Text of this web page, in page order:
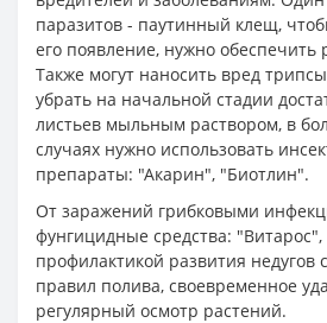
паразитов - паутинный клещ,
его появление, нужно обеспечить
Также могут наносить вред
убрать на начальной стадии
листьев мыльным раствором, в
случаях нужно использовать
препараты: "Акарин", "Биотлин".
От заражений грибковыми
фунгицидные средства:
профилактикой развития недугов
правил полива, своевременное
регулярный осмотр растений.